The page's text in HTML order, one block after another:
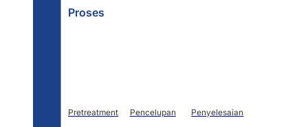
Proses
Pretreatment Pencelupan Penyelesaian